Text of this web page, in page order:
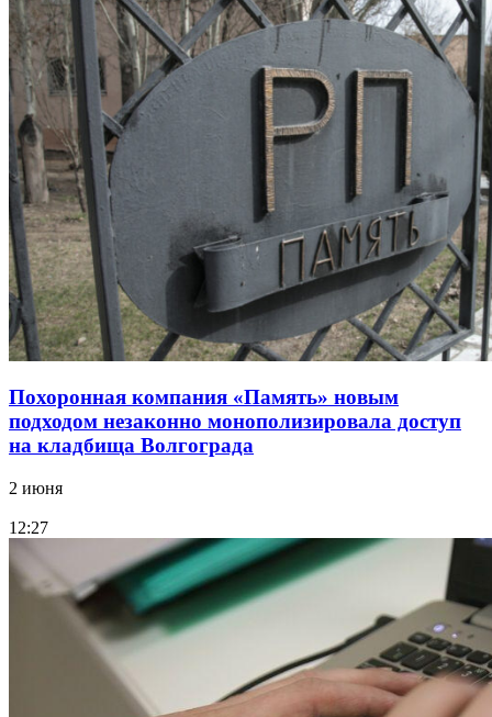
Похоронная компания «Память» новым
подходом незаконно монополизировала доступ
на кладбища Волгограда
2 июня
12:27